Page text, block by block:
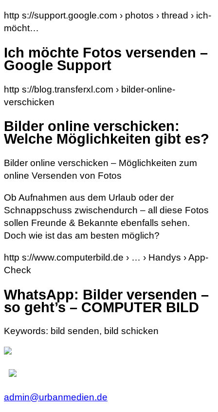
http s://support.google.com › photos › thread › ich-
möcht…
Ich möchte Fotos versenden –
Google Support
http s://blog.transferxl.com › bilder-online-
verschicken
Bilder online verschicken:
Welche Möglichkeiten gibt es?
Bilder online verschicken – Möglichkeiten zum
online Versenden von Fotos
Ob Aufnahmen aus dem Urlaub oder der
Schnappschuss zwischendurch – all diese Fotos
sollen Freunde & Bekannte ebenfalls sehen.
Doch wie ist das am besten möglich?
http s://www.computerbild.de › … › Handys › App-
Check
WhatsApp: Bilder versenden –
so geht’s – COMPUTER BILD
Keywords: bild senden, bild schicken
admin@urbanmedien.de